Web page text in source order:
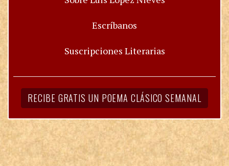
Escríbanos
Suscripciones Literarias
RECIBE GRATIS UN POEMA CLÁSICO SEMANAL